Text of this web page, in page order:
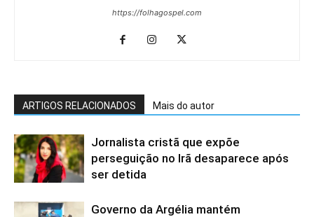
https://folhagospel.com
ARTIGOS RELACIONADOS Mais do autor
Jornalista cristã que expõe
perseguição no Irã desaparece após
ser detida
Governo da Argélia mantém